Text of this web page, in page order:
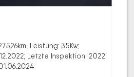
Leistung: 35Kw;
Letzte Inspektion: 2022;